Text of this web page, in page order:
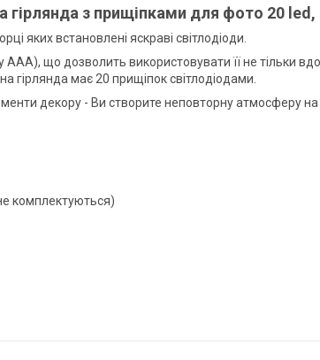
гірлянда з прищіпками для фото 20
яких встановлені яскраві світлодіоди.
що дозволить використовувати її не тільки
гірлянда має 20 прищіпок світлодіодами.
декору - Ви створите неповторну атмосферу
комплектуються)